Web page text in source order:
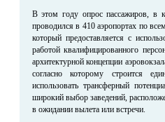
В этом году опрос пассажиров, в
проводился в 410 аэропортах по
который предоставляется с
работой квалифицированного
архитектурной концепции
согласно которому строится
использовать трансферный
широкий выбор заведений,
в ожидании вылета или встречи.